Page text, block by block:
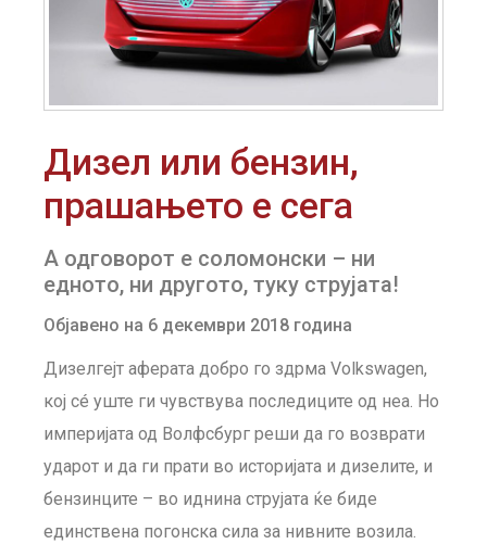
Дизел или бензин,
прашањето е сега
А одговорот е соломонски – ни
едното, ни другото, туку струјата!
Објавено на 6 декември 2018 година
Дизелгејт аферата добро го здрма Volkswagen,
кој сé уште ги чувствува последиците од неа. Но
империјата од Волфсбург реши да го возврати
ударот и да ги прати во историјата и дизелите, и
бензинците – во иднина струјата ќе биде
единствена погонска сила за нивните возила.